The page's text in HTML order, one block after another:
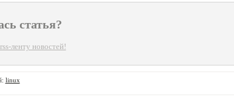
статья?
ленту новостей!
linux